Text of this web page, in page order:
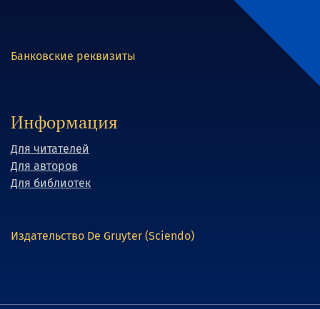
Банковские реквизиты
Информация
Для читателей
Для авторов
Для библиотек
Издательство De Gruyter (Sciendo)